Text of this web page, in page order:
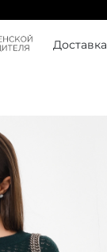
Доставка